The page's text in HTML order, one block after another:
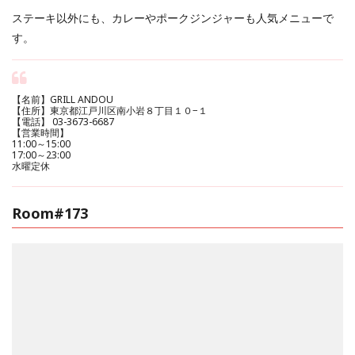
ステーキ以外にも、カレーやポークジンジャーも人気メニューで
す。
【名前】GRILL ANDOU
【住所】東京都江戸川区南小岩８丁目１０−１
【電話】 03-3673-6687
【営業時間】
11:00～15:00
17:00～23:00
水曜定休
Room#173